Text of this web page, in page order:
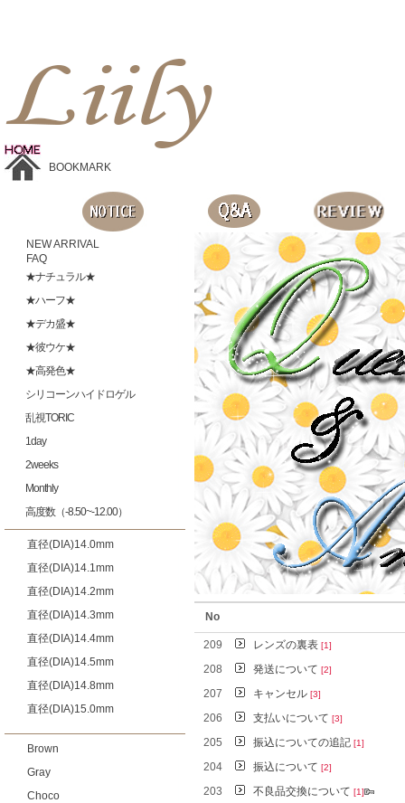
BOOKMARK
NEW ARRIVAL
FAQ
★ナチュラル★
★ハーフ★
★デカ盛★
★彼ウケ★
★高発色★
シリコーンハイドロゲル
乱視TORIC
1day
2weeks
Monthly
高度数（-8.50~-12.00）
直径(DIA)14.0mm
直径(DIA)14.1mm
直径(DIA)14.2mm
直径(DIA)14.3mm
直径(DIA)14.4mm
直径(DIA)14.5mm
直径(DIA)14.8mm
直径(DIA)15.0mm
Brown
Gray
Choco
No
209 レンズの裏表 [1]
208 発送について [2]
207 キャンセル [3]
206 支払いについて [3]
205 振込についての追記 [1]
204 振込について [2]
203 不良品交換について [1]